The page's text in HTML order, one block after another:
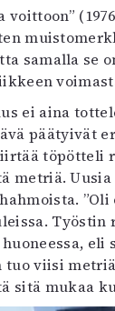
samalla se
ei aina
päätyivät
töpötteli
metriä.
eli
tuo viisi
sitä mukaa